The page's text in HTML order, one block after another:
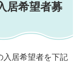
居希望者募
居希望者を下記